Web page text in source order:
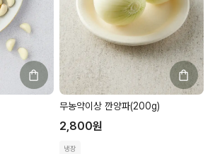
무농약이상 깐양파(200g)
2,800원
냉장